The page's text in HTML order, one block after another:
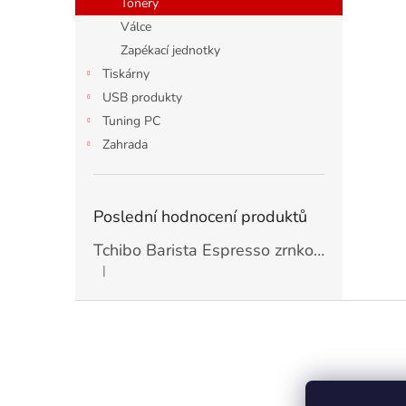
Válce
Zapékací jednotky
Tiskárny
USB produkty
Tuning PC
Zahrada
Poslední hodnocení produktů
Tchibo Barista Espresso zrnková Káva 1kg
Hodnocení produktu je 5 z 5 hvězdiček.
|